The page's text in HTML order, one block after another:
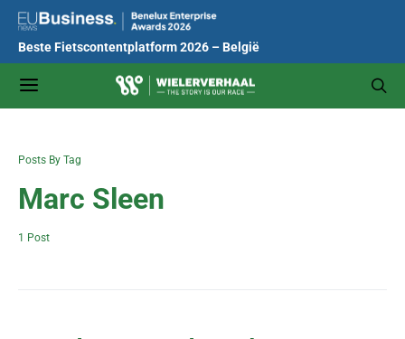
Beste Fietscontentplatform 2026 – België
Posts By Tag
Marc Sleen
1 Post